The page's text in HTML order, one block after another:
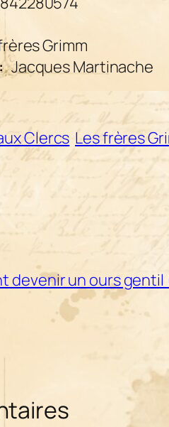
Grimm
Jacques Martinache
Clercs Les frères
devenir un ours gentil